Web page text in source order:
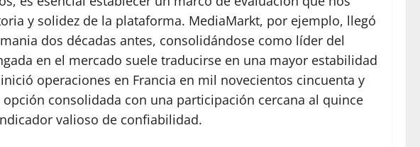
y solidez de la plataforma. MediaMarkt, por ejemplo, llegó
dos décadas antes, consolidándose como líder del
en el mercado suele traducirse en una mayor estabilidad
operaciones en Francia en mil novecientos cincuenta y
consolidada con una participación cercana al quince
valioso de confiabilidad.